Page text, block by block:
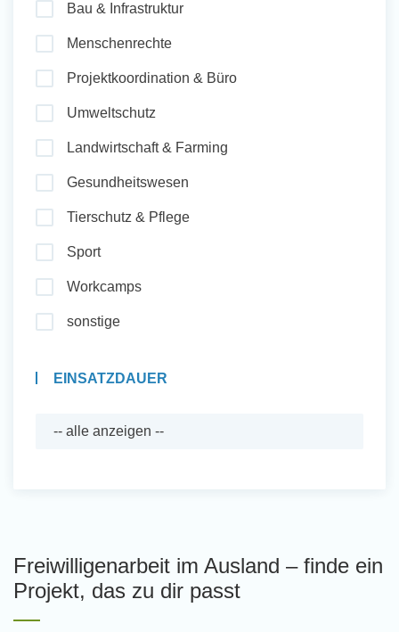
Initiativbewerbung
Bau & Infrastruktur
Menschenrechte
Projektkoordination & Büro
Umweltschutz
Landwirtschaft & Farming
Gesundheitswesen
Tierschutz & Pflege
Sport
Workcamps
sonstige
EINSATZDAUER
Freiwilligenarbeit im Ausland – finde ein
Projekt, das zu dir passt